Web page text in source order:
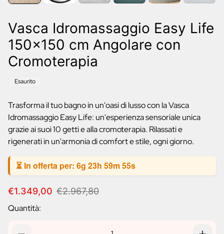
Vasca Idromassaggio Easy Life
150x150 cm Angolare con
Cromoterapia
Etichetta
Esaurito
Trasforma il tuo bagno in un'oasi di lusso con la Vasca
Idromassaggio Easy Life: un'esperienza sensoriale unica
grazie ai suoi 10 getti e alla cromoterapia. Rilassati e
rigenerati in un'armonia di comfort e stile, ogni giorno.
⏳ In offerta per: 6g 23h 59m 54s
P
e
€1.349,00 P
€2.967,80
Quantità: